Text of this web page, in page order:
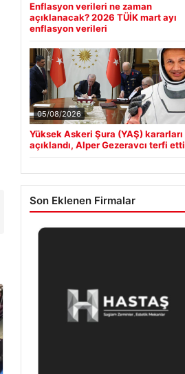
Enflasyon verileri ne zaman
açıklanacak? 2026 TÜİK mart ayı
enflasyon verileri
05/08/2026
Yüksek Askeri Şura (YAŞ) kararları
açıklandı, Alper Gezeravcı terfi etti
Son Eklenen Firmalar